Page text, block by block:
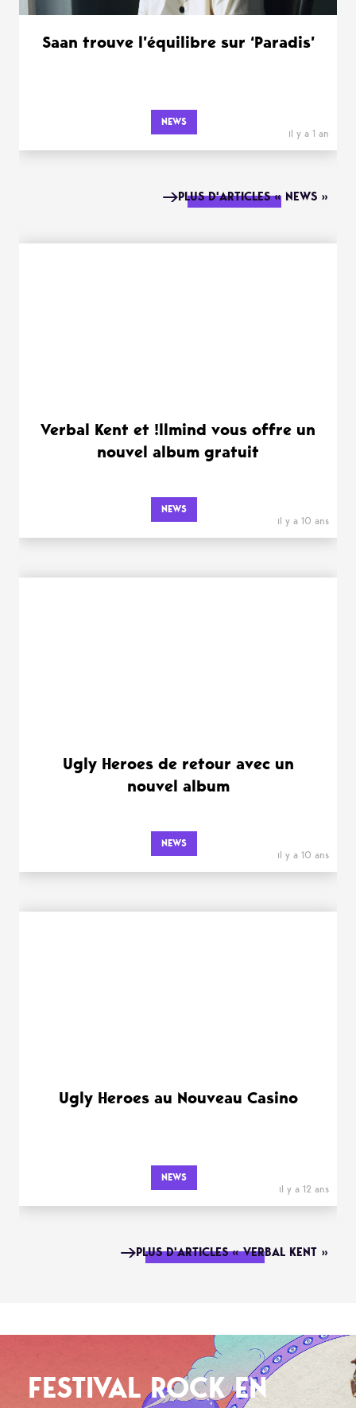
Saan trouve l’équilibre sur ‘Paradis’
NEWS
il y a 1 an
PLUS D'ARTICLES « NEWS »
Verbal Kent et !llmind vous offre un
nouvel album gratuit
NEWS
il y a 10 ans
Ugly Heroes de retour avec un
nouvel album
NEWS
il y a 10 ans
Ugly Heroes au Nouveau Casino
NEWS
il y a 12 ans
PLUS D'ARTICLES « VERBAL KENT »
FESTIVAL ROCK EN